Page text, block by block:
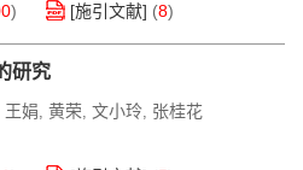
) [施引文献] (8)
研究
王娟, 黄荣, 文小玲, 张桂花